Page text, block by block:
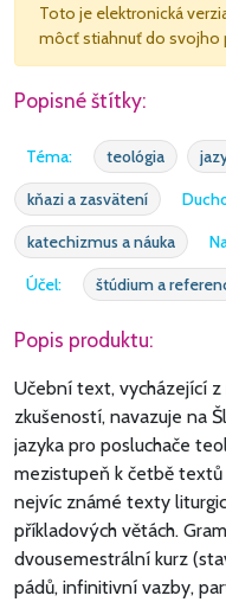
Toto je elektronická
môcť stiahnuť do svojho
Popisné štítky:
Téma: teológia
kňazi a zasvätení
katechizmus a náuka
Účel:
štúdium a
Popis produktu:
Učební text, vycházející
zkušeností, navazuje na
jazyka pro posluchače
mezistupeň k četbě
nejvíc známé texty
příkladových větách.
dvousemestrální kurz
pádů, infinitivní vazby,